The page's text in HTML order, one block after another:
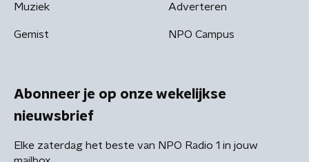
Muziek
Gemist
Adverteren
NPO Campus
Abonneer je op onze wekelijkse
nieuwsbrief
Elke zaterdag het beste van NPO Radio 1 in jouw